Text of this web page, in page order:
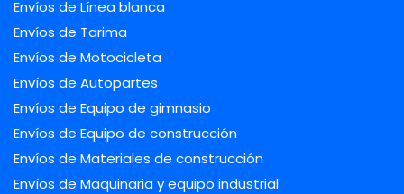
Envíos de Línea blanca
Envíos de Tarima
Envíos de Motocicleta
Envíos de Autopartes
Envíos de Equipo de gimnasio
Envíos de Equipo de construcción
Envíos de Materiales de construcción
Envíos de Maquinaria y equipo industrial